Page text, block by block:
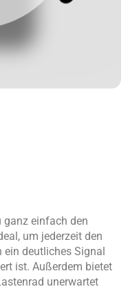
ganz einfach den
um jederzeit den
ein deutliches Signal
ist. Außerdem bietet
unerwartet